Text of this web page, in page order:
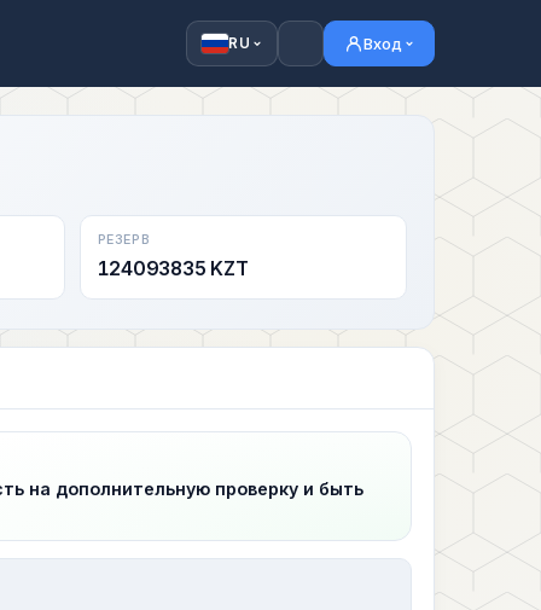
RU Вход
РЕЗЕРВ
124093835 KZT
на дополнительную проверку и быть